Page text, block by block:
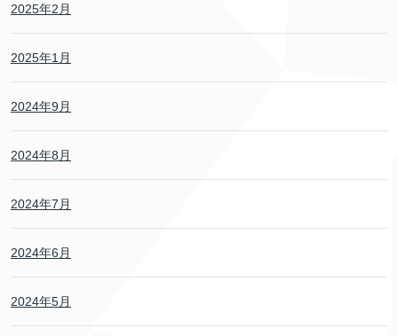
2025年2月
2025年1月
2024年9月
2024年8月
2024年7月
2024年6月
2024年5月